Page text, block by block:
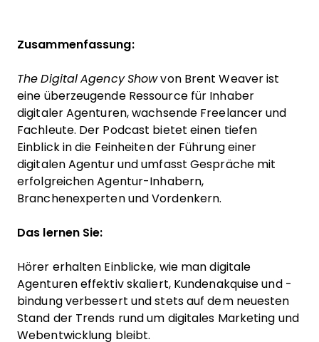
Zusammenfassung:
The Digital Agency Showvon Brent Weaver ist
eine überzeugende Ressource für Inhaber
digitaler Agenturen, wachsende Freelancer und
Fachleute. Der Podcast bietet einen tiefen
Einblick in die Feinheiten der Führung einer
digitalen Agentur und umfasst Gespräche mit
erfolgreichen Agentur-Inhabern,
Branchenexperten und Vordenkern.
Das lernen Sie:
Hörer erhalten Einblicke, wie man digitale
Agenturen effektiv skaliert, Kundenakquise und -
bindung verbessert und stets auf dem neuesten
Stand der Trends rund um digitales Marketing und
Webentwicklung bleibt.